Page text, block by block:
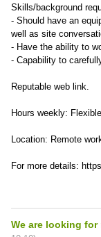
Skills/background
- Should have an
well as site
- Have the ability to
- Capability to
Reputable web link.
Hours weekly:
Location: Remote
For more details:
We are looking for